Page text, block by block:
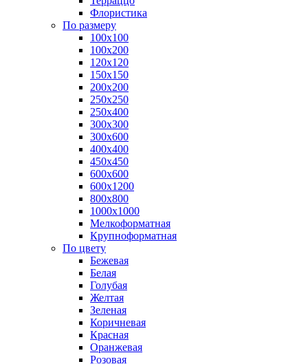
Флористика
По размеру
100х100
100х200
120х120
150х150
200х200
250х250
250х400
300х300
300х600
400х400
450х450
600х600
600х1200
800х800
1000х1000
Мелкоформатная
Крупноформатная
По цвету
Бежевая
Белая
Голубая
Желтая
Зеленая
Коричневая
Красная
Оранжевая
Розовая